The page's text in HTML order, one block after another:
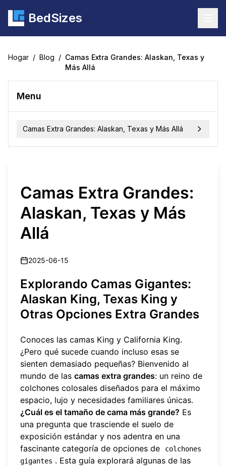
BedSizes
Hogar / Blog / Camas Extra Grandes: Alaskan, Texas y
Más Allá
Menu
Camas Extra Grandes: Alaskan, Texas y Más Allá
Camas Extra Grandes:
Alaskan, Texas y Más
Allá
2025-06-15
Explorando Camas Gigantes:
Alaskan King, Texas King y
Otras Opciones Extra Grandes
Conoces las camas King y California King.
¿Pero qué sucede cuando incluso esas se
sienten demasiado pequeñas? Bienvenido al
mundo de las camas extra grandes: un reino de
colchones colosales diseñados para el máximo
espacio, lujo y necesidades familiares únicas.
¿Cuál es el tamaño de cama más grande? Es
una pregunta que trasciende el suelo de
exposición estándar y nos adentra en una
fascinante categoría de opciones de
colchones
gigantes . Esta guía explorará algunas de las